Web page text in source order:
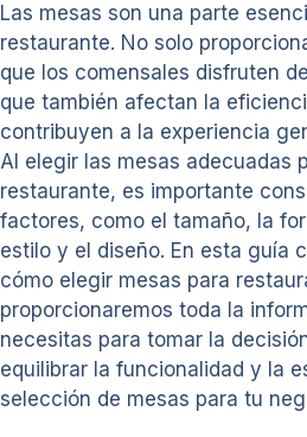
Las mesas son una parte
restaurante. No solo
que los comensales disfruten
que también afectan la
contribuyen a la experiencia
Al elegir las mesas adecuadas
restaurante, es importante
factores, como el tamaño, la
estilo y el diseño. En esta guía
cómo elegir mesas para
proporcionaremos toda la
necesitas para tomar la
equilibrar la funcionalidad y la
selección de mesas para tu